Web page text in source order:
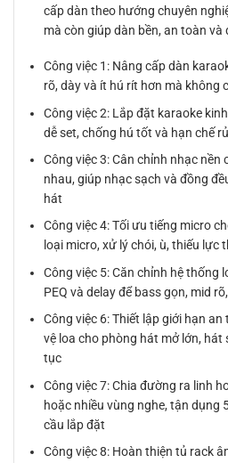
cấp dàn theo hướng chuyên
mà còn giúp dàn bền, an toàn
Công việc 1: Nâng cấp dàn
rõ, dày và ít hú rít hơn mà không
Công việc 2: Lắp đặt karaoke
dễ set, chống hú tốt và hạn chế
Công việc 3: Cân chỉnh nhạc
nhau, giúp nhạc sạch và đồng
hát
Công việc 4: Tối ưu tiếng micro
loại micro, xử lý chói, ù, thiếu lực
Công việc 5: Căn chỉnh hệ thống
PEQ và delay để bass gọn, mid
Công việc 6: Thiết lập giới hạn
vệ loa cho phòng hát mở lớn, hát
tục
Công việc 7: Chia đường ra linh
hoặc nhiều vùng nghe, tận dụng
cầu lắp đặt
Công việc 8: Hoàn thiện tủ rack